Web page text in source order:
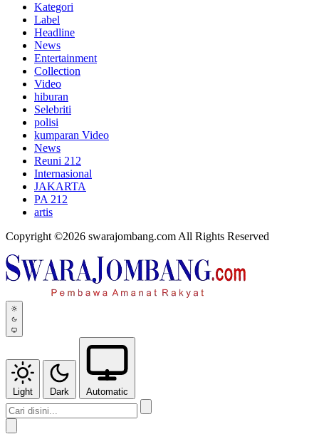
Kategori
Label
Headline
News
Entertainment
Collection
Video
hiburan
Selebriti
polisi
kumparan Video
News
Reuni 212
Internasional
JAKARTA
PA 212
artis
Copyright ©2026 swarajombang.com All Rights Reserved
Light Dark Automatic